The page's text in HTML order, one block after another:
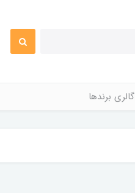
گالری برندها